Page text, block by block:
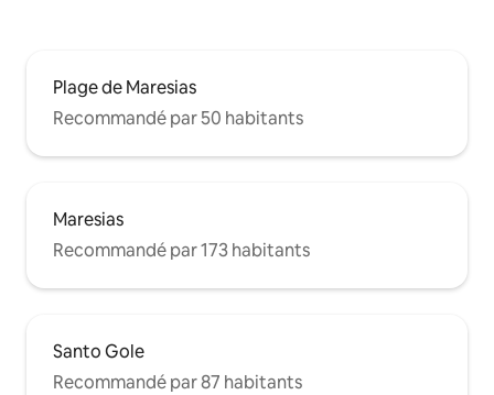
Plage de Maresias
Recommandé par 50 habitants
Maresias
Recommandé par 173 habitants
Santo Gole
Recommandé par 87 habitants